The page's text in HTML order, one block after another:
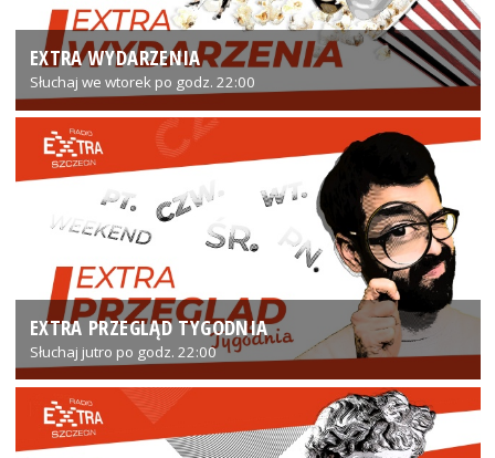
EXTRA WYDARZENIA
Słuchaj we wtorek po godz. 22:00
EXTRA PRZEGLĄD TYGODNIA
Słuchaj jutro po godz. 22:00